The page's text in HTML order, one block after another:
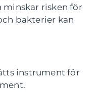
risken för
bakterier kan
instrument för